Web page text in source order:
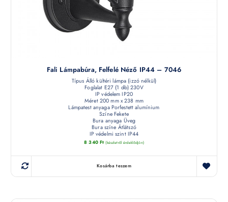
Fali Lámpabúra, Felfelé Néző IP44 – 7046
Típus Álló kültéri lámpa (izzó nélkül)
Foglalat E27 (1 db) 230V
IP védelem IP20
Méret 200 mm x 238 mm
Lámpatest anyaga Porfestett alumínium
Színe Fekete
Bura anyaga Üveg
Bura színe Átlátszó
IP védelmi szint IP44
8 340 Ft (készletről érdeklődjön)
Kosárba teszem